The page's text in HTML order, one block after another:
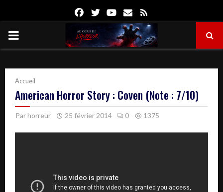
FacebookTwitterYoutube
Email
PRIMARY
Accueil
American Horror Story : Coven (Note : 7/10)
Parhorreur 25 février 2014 0 1375